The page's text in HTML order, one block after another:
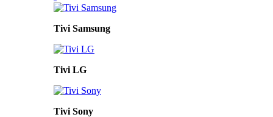
Tivi Samsung
Tivi LG
Tivi Sony